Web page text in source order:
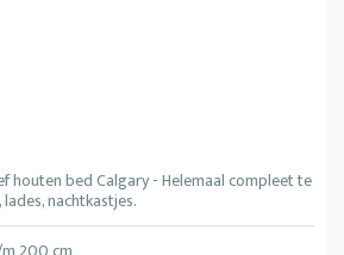
houten bed Calgary - Helemaal compleet te
nachtkastjes.